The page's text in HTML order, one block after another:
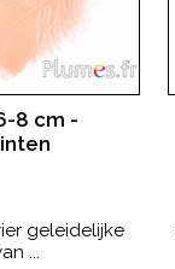
8 cm -
geleidelijke
...